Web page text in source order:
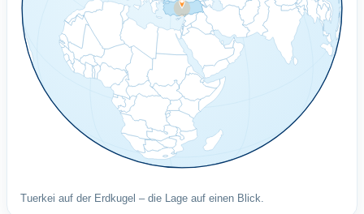
Tuerkei auf der Erdkugel – die Lage auf einen Blick.